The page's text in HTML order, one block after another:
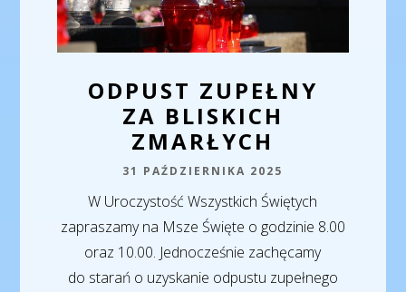
ODPUST ZUPEŁNY
ZA BLISKICH
ZMARŁYCH
31 PAŹDZIERNIKA 2025
W Uroczystość Wszystkich Świętych
zapraszamy na Msze Święte o godzinie 8.00
oraz 10.00. Jednocześnie zachęcamy
do starań o uzyskanie odpustu zupełnego